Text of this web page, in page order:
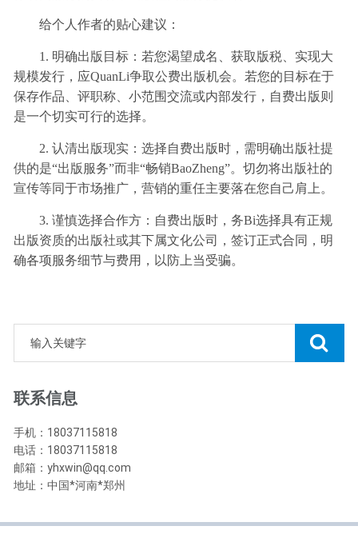
给个人作者的贴心建议：
1. 明确出版目标：若您渴望成名、获取版税、实现大
规模发行，应QuanLi争取公费出版机会。若您的目标在于
保存作品、评职称、小范围交流或内部发行，自费出版则
是一个切实可行的选择。
2. 认清出版现实：选择自费出版时，需明确出版社提
供的是“出版服务”而非“畅销BaoZheng”。切勿将出版社的
宣传等同于市场推广，营销的重任主要落在您自己肩上。
3. 谨慎选择合作方：自费出版时，务Bi选择具有正规
出版资质的出版社或其下属文化公司，签订正式合同，明
确各项服务细节与费用，以防上当受骗。
联系信息
手机：18037115818
电话：18037115818
邮箱：yhxwin@qq.com
地址：中国*河南*郑州